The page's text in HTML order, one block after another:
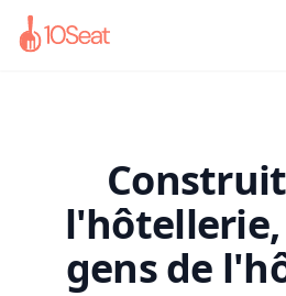
l'hôtellerie,
gens de